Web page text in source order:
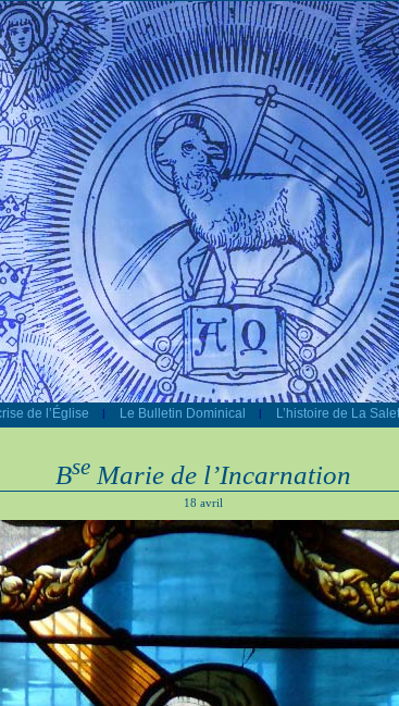
de l’Église | Le Bulletin Dominical | L’histoire de La
Bse Marie de l’Incarnation
18 avril